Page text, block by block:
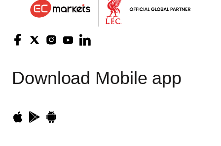
Download Mobile app